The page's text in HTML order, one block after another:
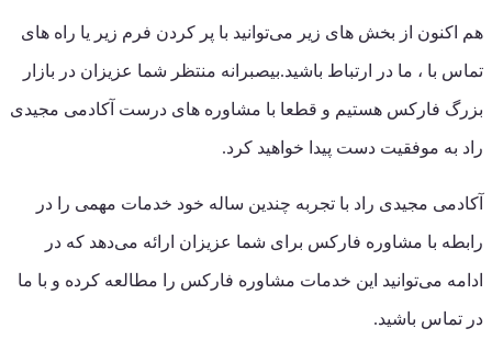
هم اکنون از بخش های زیر می‌توانید با پر کردن فرم زیر یا راه های
تماس با ، ما در ارتباط باشید.بیصبرانه منتظر شما عزیزان در بازار
بزرگ فارکس هستیم و قطعا با مشاوره های درست آکادمی مجیدی
راد به موفقیت دست پیدا خواهید کرد.
آکادمی مجیدی راد با تجربه چندین ساله خود خدمات مهمی را در
رابطه با مشاوره فارکس برای شما عزیزان ارائه می‌دهد که در
ادامه می‌توانید این خدمات مشاوره فارکس را مطالعه کرده و با ما
در تماس باشید.